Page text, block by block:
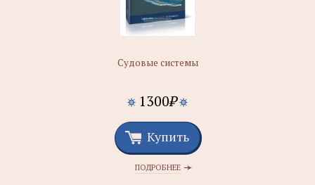
Судовые системы
1300₽
Купить
ПОДРОБНЕЕ